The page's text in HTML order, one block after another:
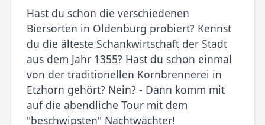
Hast du schon die verschiedenen
Biersorten in Oldenburg probiert? Kennst
du die älteste Schankwirtschaft der Stadt
aus dem Jahr 1355? Hast du schon einmal
von der traditionellen Kornbrennerei in
Etzhorn gehört? Nein? - Dann komm mit
auf die abendliche Tour mit dem
"beschwipsten" Nachtwächter!